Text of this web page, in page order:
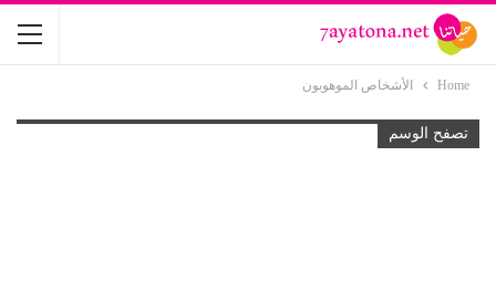
Home الأشخاص الموهوبون
تصفح الوسم